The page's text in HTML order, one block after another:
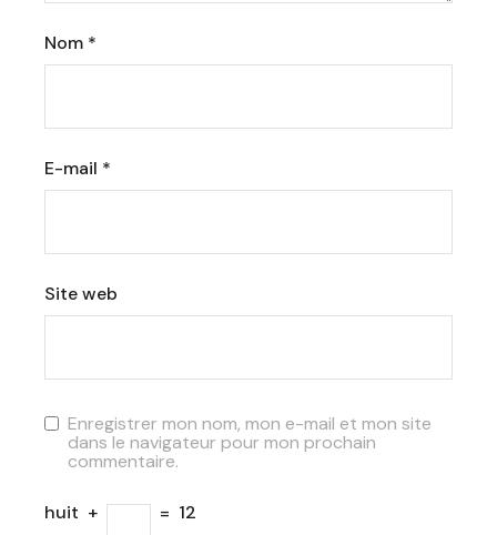
Nom *
E-mail *
Site web
Enregistrer mon nom, mon e-mail et mon site
dans le navigateur pour mon prochain
commentaire.
huit + = 12